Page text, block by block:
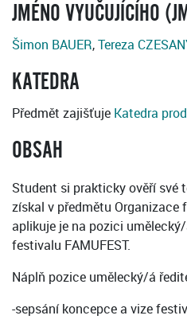
JMÉNO VYUČUJÍCÍHO
Šimon BAUER,Tereza
KATEDRA
Předmět zajišťuje Katedra
OBSAH
Student si prakticky ověří své
získal v předmětu Organizace
aplikuje je na pozici
festivalu FAMUFEST.
Náplň pozice umělecký/á
-sepsání koncepce a vize